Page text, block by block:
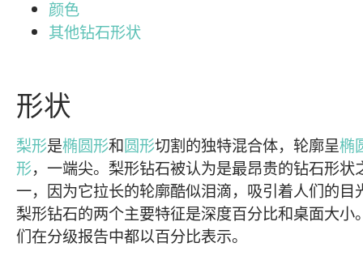
颜色
其他钻石形状
形状
梨形是椭圆形和圆形切割的独特混合体，轮廓呈椭
形，一端尖。梨形钻石被认为是最昂贵的钻石形状
一，因为它拉长的轮廓酷似泪滴，吸引着人们的目
梨形钻石的两个主要特征是深度百分比和桌面大小
们在分级报告中都以百分比表示。